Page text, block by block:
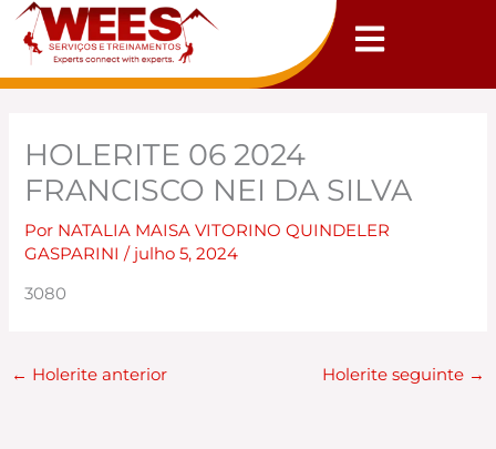
para
conteúdo
HOLERITE 06 2024
FRANCISCO NEI DA SILVA
Por NATALIA MAISA VITORINO QUINDELER
GASPARINI/ julho 5, 2024
3080
← Holerite anterior Holerite seguinte →